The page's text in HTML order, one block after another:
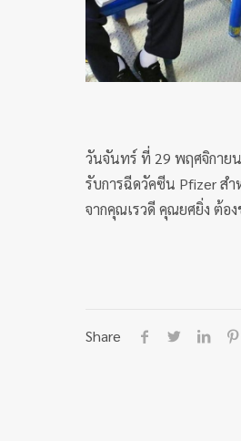
วันจันทร์ ที่ 29 พฤศจิกาย
รับการฉีดวัคซีน Pfizer ส
จากคุณเรวดี คุณยศยิ่ง ต้อ
Share